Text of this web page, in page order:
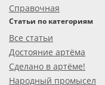
Справочная
Статьи по категориям
Все статьи
Достояние артёма
Сделано в артёме!
Народный промысел